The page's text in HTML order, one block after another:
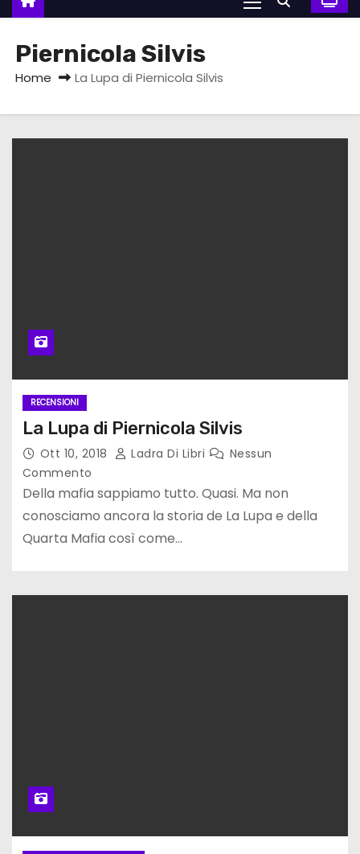
Piernicola Silvis
Home La Lupa di Piernicola Silvis
RECENSIONI
La Lupa di Piernicola Silvis
Ott 10, 2018 Ladra Di Libri
Nessun
Commento
Della mafia sappiamo tutto. Quasi. Ma non
conosciamo ancora la storia de La Lupa e della
Quarta Mafia così come…